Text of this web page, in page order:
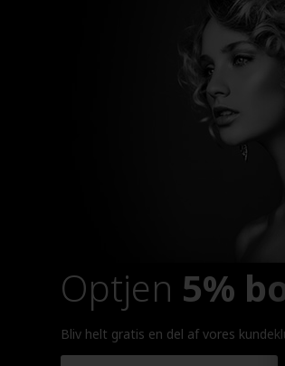
Optjen 5%
Bliv helt gratis en del af vores